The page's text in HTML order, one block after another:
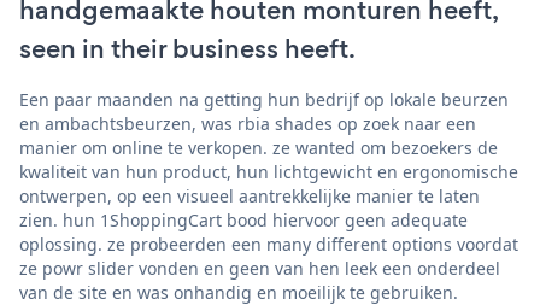
handgemaakte houten monturen heeft,
seen in their business heeft.
Een paar maanden na getting hun bedrijf op lokale beurzen
en ambachtsbeurzen, was rbia shades op zoek naar een
manier om online te verkopen. ze wanted om bezoekers de
kwaliteit van hun product, hun lichtgewicht en ergonomische
ontwerpen, op een visueel aantrekkelijke manier te laten
zien. hun 1ShoppingCart bood hiervoor geen adequate
oplossing. ze probeerden een many different options voordat
ze powr slider vonden en geen van hen leek een onderdeel
van de site en was onhandig en moeilijk te gebruiken.